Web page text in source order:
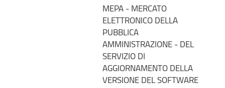
MEPA - MERCATO
ELETTRONICO DELLA
PUBBLICA
AMMINISTRAZIONE - DEL
SERVIZIO DI
AGGIORNAMENTO DELLA
VERSIONE DEL SOFTWARE